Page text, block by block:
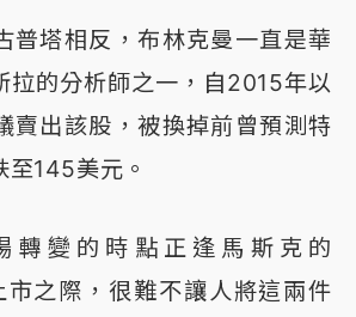
普塔相反，布林克曼一直是華
拉的分析師之一，自2015年以
賣出該股，被換掉前曾預測特
145美元。
轉變的時點正逢馬斯克的
之際，很難不讓人將這兩件